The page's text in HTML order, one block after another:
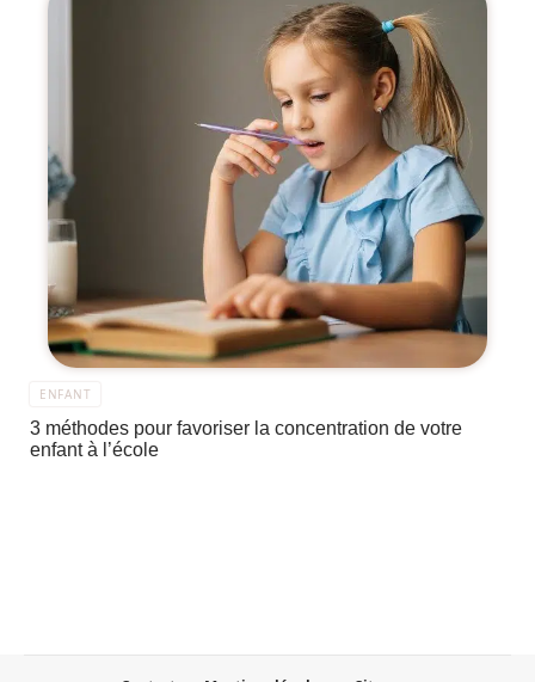
ENFANT
3 méthodes pour favoriser la concentration de votre
enfant à l’école